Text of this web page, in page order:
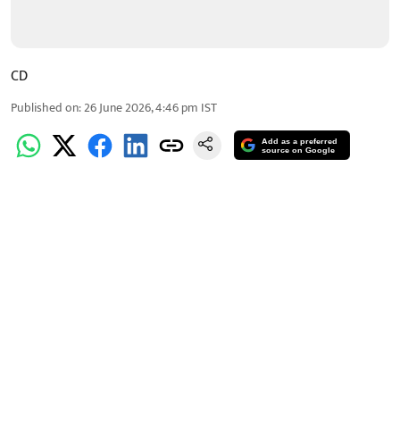
CD
Published on:26 June 2026, 4:46 pm IST
Add as a preferred
source on Google